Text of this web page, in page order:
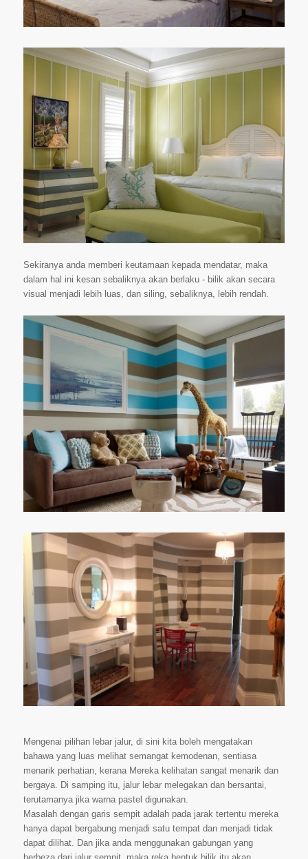
Sekiranya anda memberi keutamaan kepada mendatar, maka
dalam hal ini kesan sebaliknya akan berlaku - bilik akan secara
visual menjadi lebih luas, dan siling, sebaliknya, lebih rendah.
Mengenai pilihan lebar jalur, di sini kita boleh mengatakan
bahawa yang luas melihat semangat kemodenan, sentiasa
menarik perhatian, kerana Mereka kelihatan sangat menarik dan
bergaya. Di samping itu, jalur lebar melegakan dan bersantai,
terutamanya jika warna pastel digunakan.
Masalah dengan garis sempit adalah pada jarak tertentu mereka
hanya dapat bergabung menjadi satu tempat dan menjadi tidak
dapat dilihat. Dan jika anda menggunakan gabungan yang